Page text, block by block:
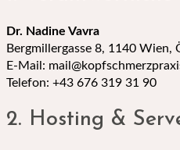
Dr. Nadine Vavra
Bergmillergasse 8, 1140 Wien,
E-Mail:
Telefon: +43 676 319 31 90
2. Hosting &